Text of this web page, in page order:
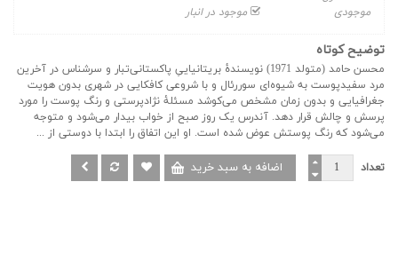
موجودی
موجود در انبار
توضیح کوتاه
محسن حامد (متولد 1971) نویسندۀ بریتانیاییِ پاکستانی‌تبار و سرشناس در آخرین
مرد سفیدپوست به شیوه‌ای سوررئال و با شروعی کافکایی در شهری بدون هویت
جغرافیایی و بدون زمان مشخص می‌کوشد مسئلۀ نژادپرستی و رنگ پوست را مورد
پرسش و چالش قرار دهد. آندرس یک روز صبح از خواب بیدار می‌شود و متوجه
می‌شود که رنگ پوستش عوض شده است. او این اتفاق را ابتدا با دوستی از ...
تعداد